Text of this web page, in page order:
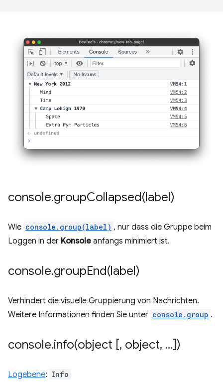
console.groupCollapsed(label)
Wie console.group(label) , nur dass die Gruppe beim
Loggen in der Konsole anfangs minimiert ist.
console.groupEnd(label)
Verhindert die visuelle Gruppierung von Nachrichten.
Weitere Informationen finden Sie unter console.group .
console.info(object [, object, ...])
Logebene: Info